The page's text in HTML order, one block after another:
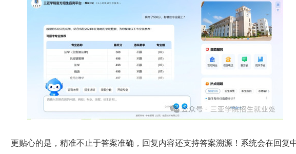
更贴心的是，精准不止于答案准确，回复内容还支持答案溯源！系统会在回复